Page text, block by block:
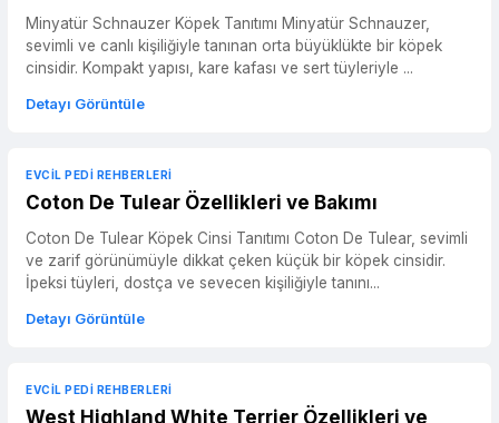
Minyatür Schnauzer Köpek Tanıtımı Minyatür Schnauzer,
sevimli ve canlı kişiliğiyle tanınan orta büyüklükte bir köpek
cinsidir. Kompakt yapısı, kare kafası ve sert tüyleriyle ...
Detayı Görüntüle
EVCIL PEDI REHBERLERI
Coton De Tulear Özellikleri ve Bakımı
Coton De Tulear Köpek Cinsi Tanıtımı Coton De Tulear, sevimli
ve zarif görünümüyle dikkat çeken küçük bir köpek cinsidir.
İpeksi tüyleri, dostça ve sevecen kişiliğiyle tanını...
Detayı Görüntüle
EVCIL PEDI REHBERLERI
West Highland White Terrier Özellikleri ve